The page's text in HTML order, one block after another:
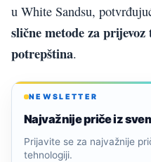
u White Sandsu,
slične metode za
potrepština.
NEWSLETTER
Najvažnije priče iz
Prijavite se za najvažnije
tehnologiji.